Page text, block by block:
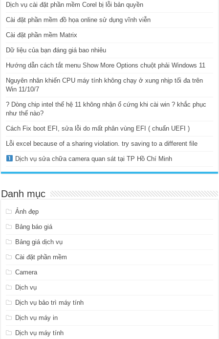
Dịch vụ cài đặt phần mềm Corel bị lỗi bản quyền
Cài đặt phần mềm đồ họa online sử dụng vĩnh viễn
Cài đặt phần mềm Matrix
Dữ liệu của bạn đáng giá bao nhiêu
Hướng dẫn cách tắt menu Show More Options chuột phải Windows 11
Nguyên nhân khiến CPU máy tính không chạy ở xung nhịp tối đa trên
Win 11/10/7
? Dòng chip intel thế hệ 11 không nhận ổ cứng khi cài win ? khắc phục
như thế nào?
Cách Fix boot EFI, sửa lỗi do mất phân vùng EFI ( chuẩn UEFI )
Lỗi excel because of a sharing violation. try saving to a different file
Dịch vụ sửa chữa camera quan sát tại TP Hồ Chí Minh
Danh mục
Ảnh đẹp
Bảng báo giá
Bảng giá dịch vụ
Cài đặt phần mềm
Camera
Dịch vụ
Dịch vụ bảo trì máy tính
Dịch vụ máy in
Dịch vụ máy tính